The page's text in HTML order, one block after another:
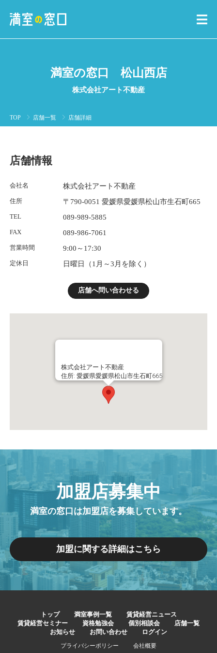
満室の窓口 松山西店
株式会社アート不動産
TOP 店舗一覧 店舗詳細
店舗情報
会社名 株式会社アート不動産
住所 〒790-0051 愛媛県愛媛県松山市生石町665
TEL 089-989-5885
FAX 089-986-7061
営業時間 9:00～17:30
定休日 日曜日（1月～3月を除く）
店舗へ問い合わせる
株式会社アート不動産
住所: 愛媛県愛媛県松山市生石町665
加盟店募集中
満室の窓口は加盟店を募集しています。
加盟に関する詳細はこちら
トップ 満室事例一覧
賃貸経営ニュース
賃貸経営セミナー
資格勉強会 個別相談会
店舗一覧
お知らせ
お問い合わせ ログイン
プライバシーポリシー 会社概要